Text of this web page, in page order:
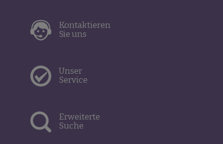
Kontaktieren
Sie uns
Unser
Service
Erweiterte
Suche